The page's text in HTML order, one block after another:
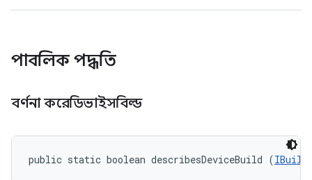
পাবলিক পদ্ধতি
বর্ণনা করেডিভাইসবিল্ড
public static boolean describesDeviceBuild (